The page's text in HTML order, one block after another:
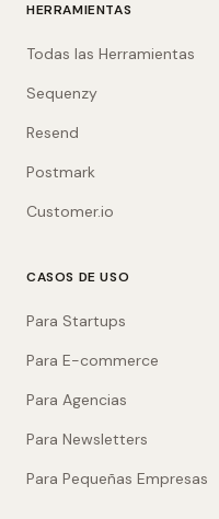
HERRAMIENTAS
Todas las Herramientas
Sequenzy
Resend
Postmark
Customer.io
CASOS DE USO
Para Startups
Para E-commerce
Para Agencias
Para Newsletters
Para Pequeñas Empresas